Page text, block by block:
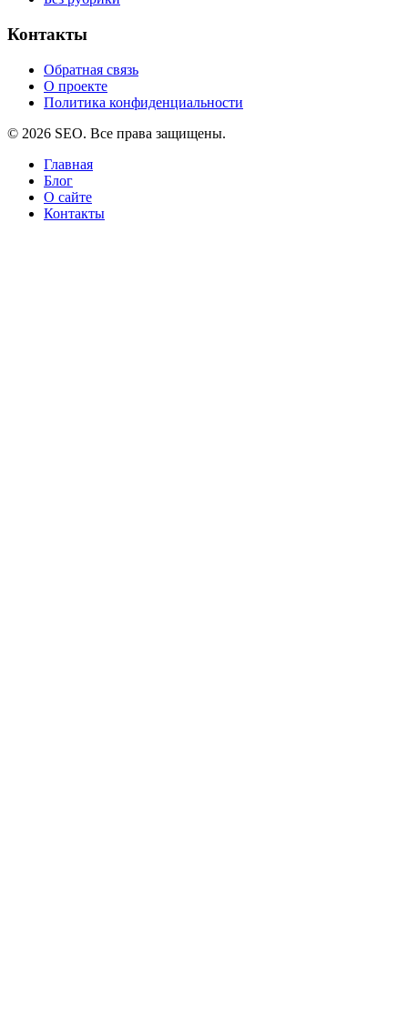
Контакты
Обратная связь
О проекте
Политика конфиденциальности
© 2026 SEO. Все права защищены.
Главная
Блог
О сайте
Контакты